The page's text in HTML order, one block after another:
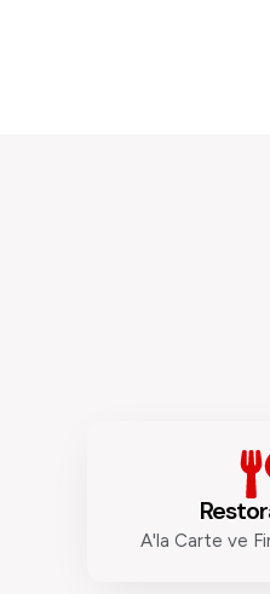
A'la Carte ve